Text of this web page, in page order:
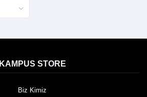
KAMPUS STORE
Biz Kimiz